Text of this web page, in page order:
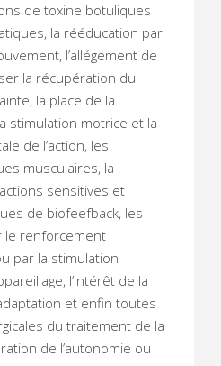
de toxine botuliques
la rééducation par
l’allégement de
la récupération du
la place de la
stimulation motrice et la
de l’action, les
musculaires, la
sensitives et
de biofeefback, les
le renforcement
par la stimulation
l’intérêt de la
et enfin toutes
du traitement de la
de l’autonomie ou